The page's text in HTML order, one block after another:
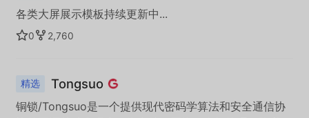
各类大屏展示模板持续更新中...
0 2,760
精选 Tongsuo
铜锁/Tongsuo是一个提供现代密码学算法和安全通信协